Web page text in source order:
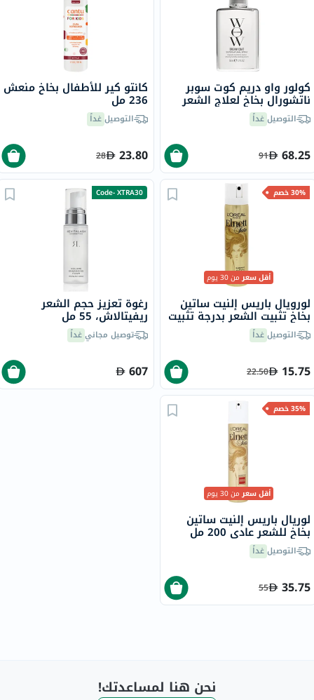
كولور واو دريم كوت سوبر
ناتشورال بخاخ لعلاج الشعر
ومضاد التجعد 50 مل
التوصيلغداً
68.25
91
كانتو كير للأطفال بخاخ منعش
236 مل
التوصيلغداً
23.80
28
30% خصم
أقل سعرمن 30 يوم
لورويال باريس إلنيت ساتين
بخاخ تثبيت الشعر بدرجة تثبيت
عادي، 75 مل
التوصيلغداً
15.75
22.50
Code- XTRA30
رغوة تعزيز حجم الشعر
ريفيتالاش، 55 مل
توصيل مجانيغداً
607
35% خصم
أقل سعرمن 30 يوم
لوريال باريس إلنيت ساتين
بخاخ للشعر عادي 200 مل
التوصيلغداً
35.75
55
نحن هنا لمساعدتك!